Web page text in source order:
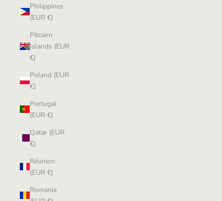
Philippines
(EUR €)
Pitcairn
Islands (EUR
€)
Poland (EUR
€)
Portugal
(EUR €)
Qatar (EUR
€)
Réunion
(EUR €)
Romania